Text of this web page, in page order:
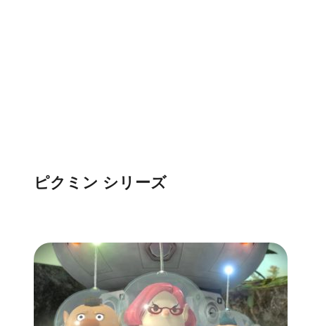
ピクミン シリーズ